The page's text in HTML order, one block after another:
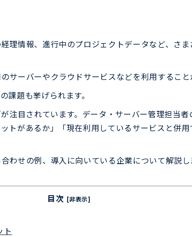
理情報、進行中のプロジェクトデータなど、さ
サーバーやクラウドサービスなどを利用すること
課題も挙げられます。
注目されています。データ・サーバー管理担当
トがあるか」「現在利用しているサービスと併
わせの例、導入に向いている企業について解説し
目次 [非表示]
ト